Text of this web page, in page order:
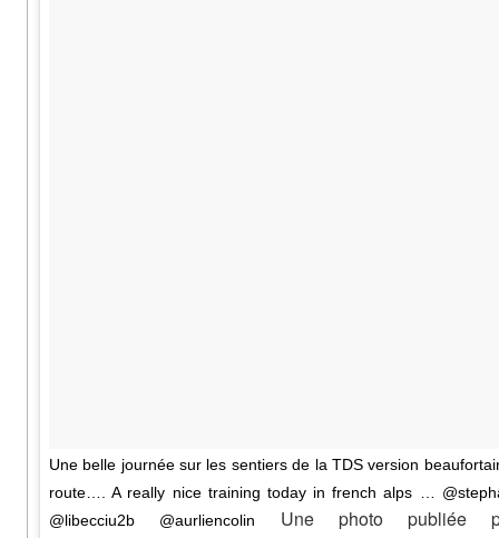
Une belle journée sur les sentiers de la TDS version
route…. A really nice training today in french alps …
@libecciu2b @aurliencolin
Une photo publiée